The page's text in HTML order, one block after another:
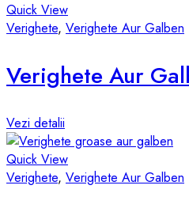
Quick View
Verighete, Verighete Aur Galben
Vezi detalii
Quick View
Verighete, Verighete Aur Galben